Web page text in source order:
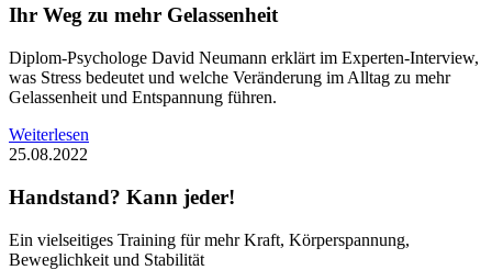
Ihr Weg zu mehr Gelassenheit
Diplom-Psychologe David Neumann erklärt im Experten-Interview,
was Stress bedeutet und welche Veränderung im Alltag zu mehr
Gelassenheit und Entspannung führen.
Weiterlesen
25.08.2022
Handstand? Kann jeder!
Ein vielseitiges Training für mehr Kraft, Körperspannung,
Beweglichkeit und Stabilität